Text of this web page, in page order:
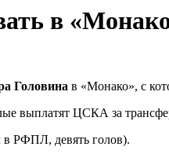
в
Головина в «Монако», с
выплатят ЦСКА за
в РФПЛ, девять голов).